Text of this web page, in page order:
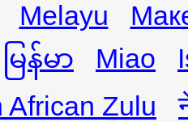
Melayu
မြန်မာ Miao
African Zulu